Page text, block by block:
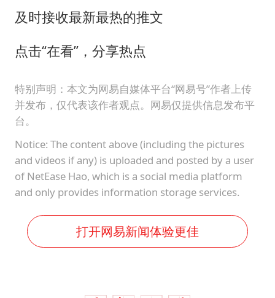
及时接收最新最热的推文
点击“在看”，分享热点
特别声明：本文为网易自媒体平台“网易号”作者上传
并发布，仅代表该作者观点。网易仅提供信息发布平
台。
Notice: The content above (including the pictures
and videos if any) is uploaded and posted by a user
of NetEase Hao, which is a social media platform
and only provides information storage services.
打开网易新闻体验更佳